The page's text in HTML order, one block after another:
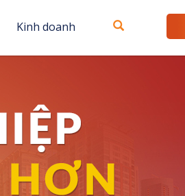
Kinh doanh